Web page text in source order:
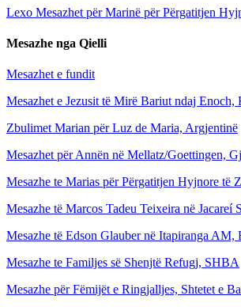
Lexo Mesazhet për Marinë për Përgatitjen
Mesazhe nga Qielli
Mesazhet e fundit
Mesazhet e Jezusit të Mirë Bariut ndaj Enoch,
Zbulimet Marian për Luz de Maria, Argjentinë
Mesazhet për Annën në Mellatz/Goettingen,
Mesazhe te Marias për Përgatitjen Hyjnore të
Mesazhe të Marcos Tadeu Teixeira në Jacareí
Mesazhe të Edson Glauber në Itapiranga AM,
Mesazhe te Familjes së Shenjtë Refugj, SHBA
Mesazhe për Fëmijët e Ringjalljes, Shtetet e